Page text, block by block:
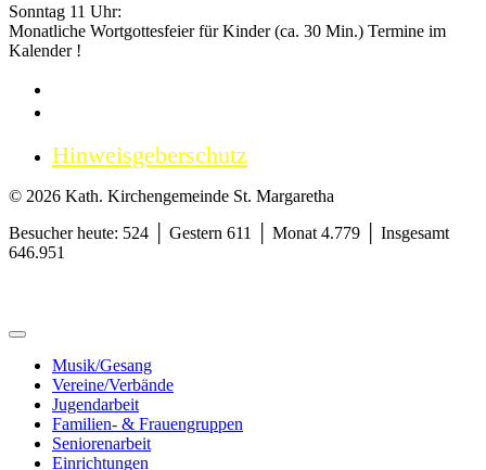
Sonntag 11 Uhr:
Monatliche Wortgottesfeier für Kinder (ca. 30 Min.) Termine im
Kalender !
Hinweisgeberschutz
© 2026 Kath. Kirchengemeinde St. Margaretha
Besucher heute: 524 │ Gestern 611 │ Monat 4.779 │ Insgesamt
646.951
Musik/Gesang
Vereine/Verbände
Jugendarbeit
Familien- & Frauengruppen
Seniorenarbeit
Einrichtungen